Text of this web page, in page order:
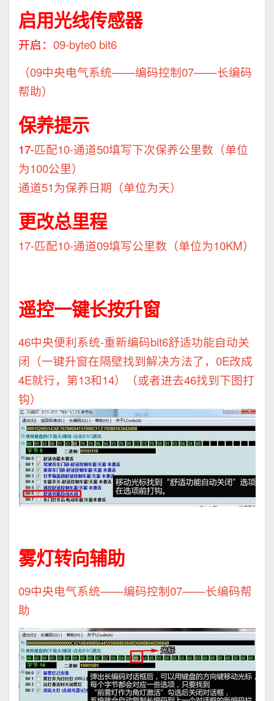
启用光线传感器
开启： 09-byte0 bit6
（09中央电气系统——编码控制07——长编码
帮助）
保养提示
17-匹配10-通道50填写下次保养公里数（单位
为100公里）
通道51为保养日期（单位为天）
更改总里程
17-匹配10-通道09填写公里数（单位为10KM）
遥控一键长按升窗
46中央便利系统-重新编码bit6舒适功能自动关
闭（一键升窗在隔壁找到解决方法了，0E改成
4E就行，第13和14）（或者进去46找到下图打
钩）
雾灯转向辅助
09中央电气系统——编码控制07——长编码帮
助